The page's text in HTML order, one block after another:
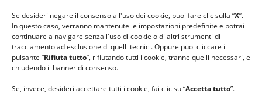
Se desideri negare il consenso all'uso dei cookie, puoi fare clic sulla “X”.
In questo caso, verranno mantenute le impostazioni predefinite e potrai
continuare a navigare senza l'uso di cookie o di altri strumenti di
tracciamento ad esclusione di quelli tecnici. Oppure puoi cliccare il
pulsante “Rifiuta tutto”, rifiutando tutti i cookie, tranne quelli necessari, e
chiudendo il banner di consenso.
Se, invece, desideri accettare tutti i cookie, fai clic su “Accetta tutto”.
#ilcaloredellempatia